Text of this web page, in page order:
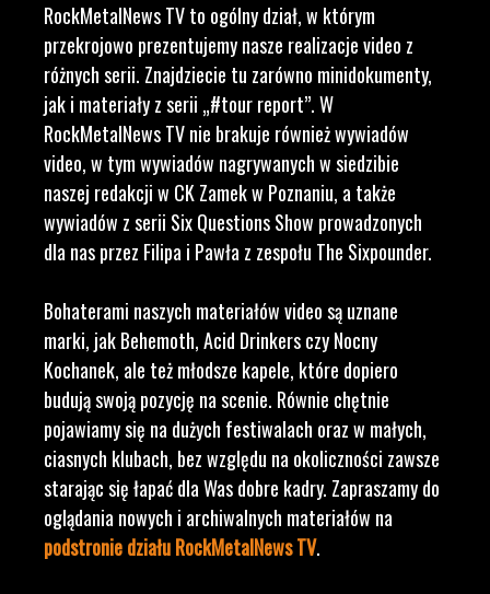
RockMetalNews TV to ogólny dział, w którym
przekrojowo prezentujemy nasze realizacje video z
różnych serii. Znajdziecie tu zarówno minidokumenty,
jak i materiały z serii „#tour report”. W
RockMetalNews TV nie brakuje również wywiadów
video, w tym wywiadów nagrywanych w siedzibie
naszej redakcji w CK Zamek w Poznaniu, a także
wywiadów z serii Six Questions Show prowadzonych
dla nas przez Filipa i Pawła z zespołu The Sixpounder.
Bohaterami naszych materiałów video są uznane
marki, jak Behemoth, Acid Drinkers czy Nocny
Kochanek, ale też młodsze kapele, które dopiero
budują swoją pozycję na scenie. Równie chętnie
pojawiamy się na dużych festiwalach oraz w małych,
ciasnych klubach, bez względu na okoliczności zawsze
starając się łapać dla Was dobre kadry. Zapraszamy do
oglądania nowych i archiwalnych materiałów na
podstronie działu RockMetalNews TV.